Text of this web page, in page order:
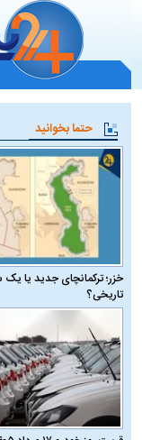
حتما بخوانید
خزر؛ ترکمانچای جدید یا
تاریخی؟